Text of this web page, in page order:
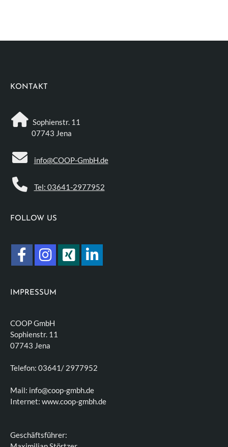
KONTAKT
Sophienstr. 11
07743 Jena
info@COOP-GmbH.de
Tel: 03641-2977952
FOLLOW US
IMPRESSUM
COOP GmbH
Sophienstr. 11
07743 Jena
Telefon: 03641/ 2977952
Mail: info@coop-gmbh.de
Internet: www.coop-gmbh.de
Geschäftsführer: